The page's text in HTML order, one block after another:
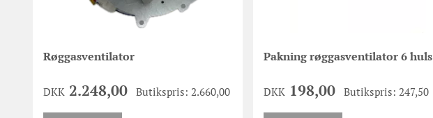
Røggasventilator
DKK 2.248,00 Butikspris: 2.660,00
Pakning røggasventilator 6 huls
DKK 198,00Butikspris: 247,50